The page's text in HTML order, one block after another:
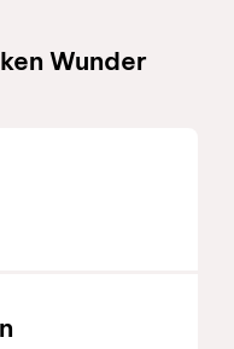
Wunder